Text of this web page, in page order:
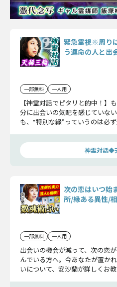
緊急霊視※周り
う運命の人と出
一部無料 一人用
【神霊対話でピタリと的中！】
分に出会いの気配を感じていな
も、“特別な縁”っていうのは必
たものを、ズバリお伝えするわ
神霊対話◆
次の恋はいつ始
所/縁ある異性/
一部無料 一人用
出会いの機会が減って、次の
んでいる方へ。今あなたが置か
いについて、安沙蘭が詳しくお